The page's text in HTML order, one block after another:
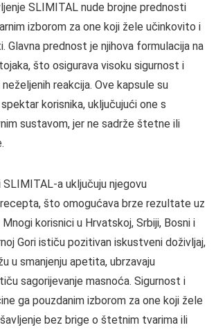
SLIMITAL nude brojne prednosti
izborom za one koji žele učinkovito i
Glavna prednost je njihova formulacija na
što osigurava visoku sigurnost i
reakcija. Ove kapsule su
korisnika, uključujući one s
sustavom, jer ne sadrže štetne ili
a uključuju njegovu
što omogućava brze rezultate uz
korisnici u Hrvatskoj, Srbiji, Bosni i
Gori ističu pozitivan iskustveni doživljaj,
u smanjenju apetita, ubrzavaju
sagorijevanje masnoća. Sigurnost i
ga pouzdanim izborom za one koji žele
bez brige o štetnim tvarima ili